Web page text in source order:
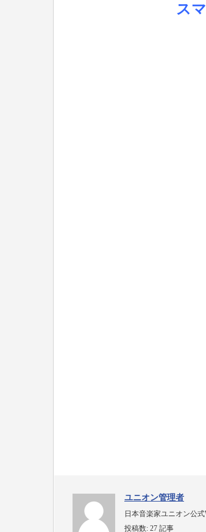
ス
ユニオン管理者
日本音楽家ユニオン公式
投稿数: 27 記事